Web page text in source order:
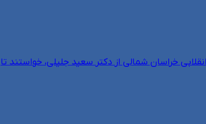
خراسان شمالی از دکتر سعید جلیلی، خواستند تا